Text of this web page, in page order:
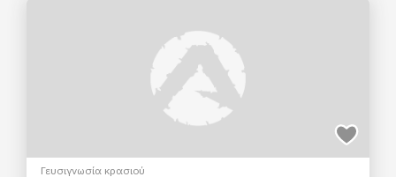
Γευσιγνωσία κρασιού